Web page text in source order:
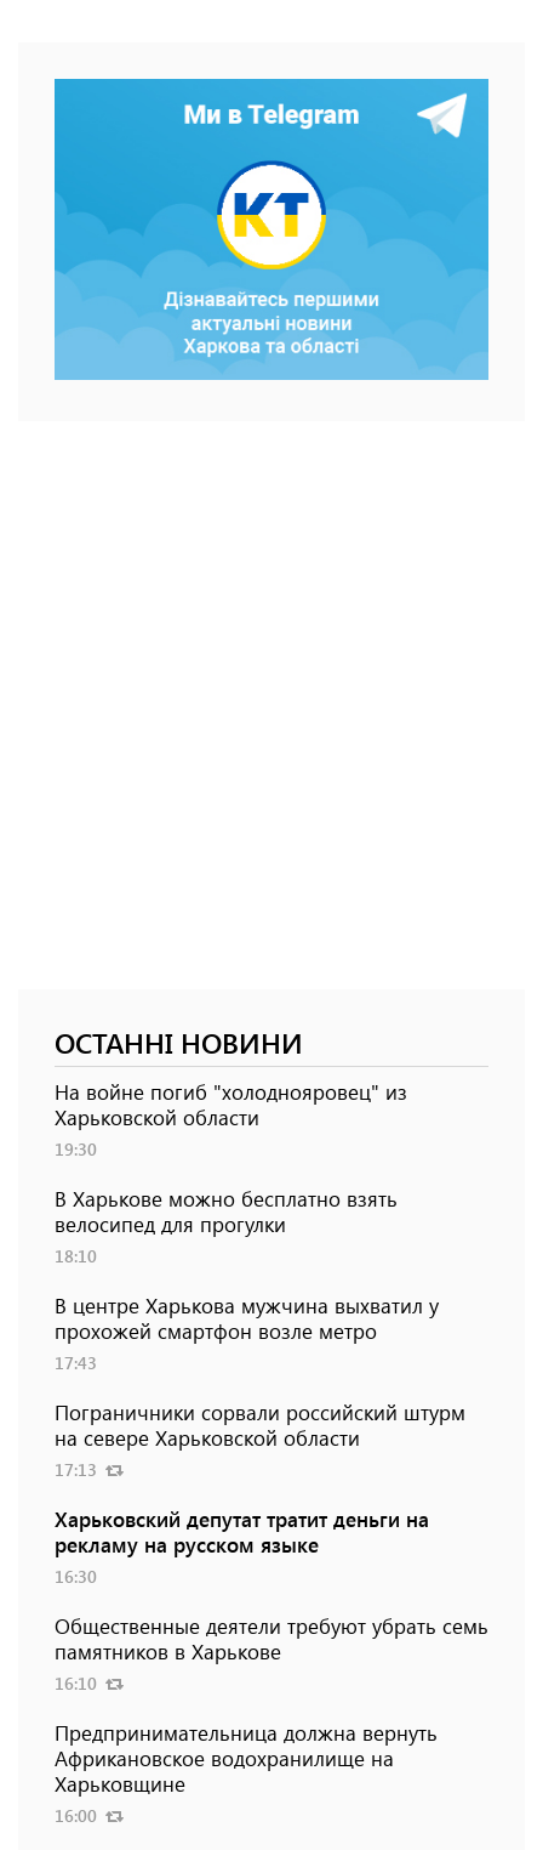
ОСТАННІ НОВИНИ
На войне погиб "холоднояровец" из
Харьковской области
19:30
В Харькове можно бесплатно взять
велосипед для прогулки
18:10
В центре Харькова мужчина выхватил у
прохожей смартфон возле метро
17:43
Пограничники сорвали российский штурм
на севере Харьковской области
17:13
Харьковский депутат тратит деньги на
рекламу на русском языке
16:30
Общественные деятели требуют убрать семь
памятников в Харькове
16:10
Предпринимательница должна вернуть
Африкановское водохранилище на
Харьковщине
16:00